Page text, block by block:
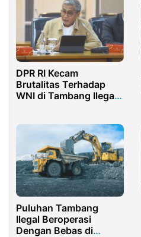
DPR RI Kecam
Brutalitas Terhadap
WNI di Tambang Ilegal
Puluhan Tambang
Ilegal Beroperasi
Dengan Bebas di